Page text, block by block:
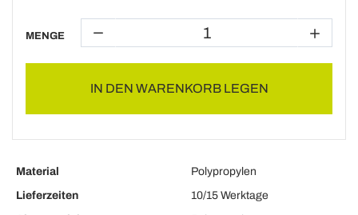
MENGE
IN DEN WARENKORB LEGEN
Material
Polypropylen
Lieferzeiten
10/15 Werktage